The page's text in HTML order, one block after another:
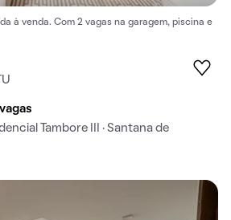
à venda. Com 2 vagas na garagem, piscina e
Tambore III · Santana de